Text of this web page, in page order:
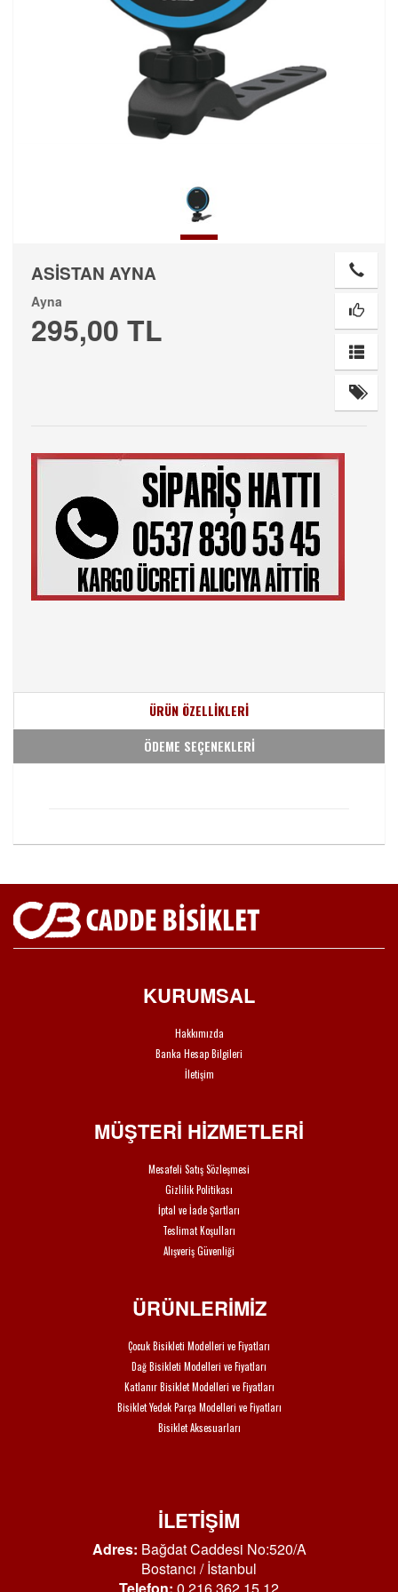
ASİSTAN AYNA
Ayna
295,00 TL
ÜRÜN ÖZELLİKLERİ
ÖDEME SEÇENEKLERİ
KURUMSAL
Hakkımızda
Banka Hesap Bilgileri
İletişim
MÜŞTERİ HİZMETLERİ
Mesafeli Satış Sözleşmesi
Gizlilik Politikası
İptal ve İade Şartları
Teslimat Koşulları
Alışveriş Güvenliği
ÜRÜNLERİMİZ
Çocuk Bisikleti Modelleri ve Fiyatları
Dağ Bisikleti Modelleri ve Fiyatları
Katlanır Bisiklet Modelleri ve Fiyatları
Bisiklet Yedek Parça Modelleri ve Fiyatları
Bisiklet Aksesuarları
İLETİŞİM
Adres: Bağdat Caddesi No:520/A
Bostancı / İstanbul
Telefon: 0 216 362 15 12